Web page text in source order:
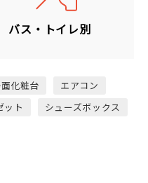
バス・トイレ別
化粧台
エアコン
ット
シューズボックス